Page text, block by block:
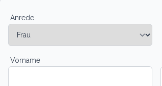
Anrede
Vorname